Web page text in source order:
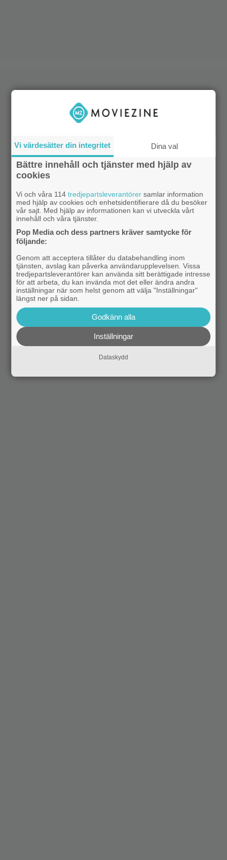
Vi värdesätter din integritet Dina val
Bättre innehåll och tjänster med hjälp av
cookies
Vi och våra 114tredjepartsleverantörer samlar information
med hjälp av cookies och enhetsidentifierare då du besöker
vår sajt. Med hjälp av informationen kan vi utveckla vårt
innehåll och våra tjänster.
Pop Media och dess partners kräver samtycke för
följande:
Genom att acceptera tillåter du databehandling inom
tjänsten, avslag kan påverka användarupplevelsen. Vissa
tredjepartsleverantörer kan använda sitt berättigade intresse
för att arbeta, du kan invända mot det eller ändra andra
inställningar när som helst genom att välja "Inställningar"
längst ner på sidan.
Godkänn alla
Inställningar
Dataskydd